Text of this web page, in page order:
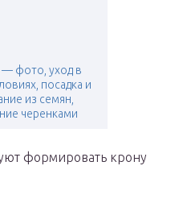
— фото, уход в
посадка и
из семян,
черенками
формировать крону